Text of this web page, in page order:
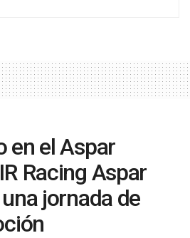
en el Aspar
Racing Aspar
jornada de